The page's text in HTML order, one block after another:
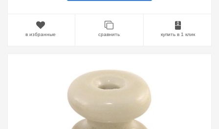
в избранные сравнить купить в 1 клик